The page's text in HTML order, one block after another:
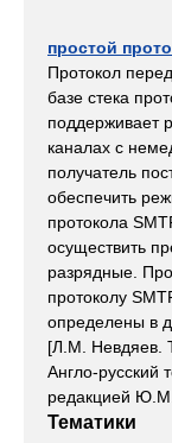
простой
Протокол
базе стека
поддерживает
каналах с
получатель
обеспечить
протокола
осуществить
разрядные.
протоколу
определены в
[Л.М. Невдяев.
Англо-русский
редакцией
Тематики